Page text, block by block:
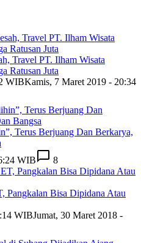
Travel PT. Ilham Wisata
Ratusan Juta
WIBKamis, 7 Maret 2019 - 20:34
Terus Berjuang Dan Berkarya,
WIB
8
Pangkalan Bisa Dipidana Atau
WIBJumat, 30 Maret 2018 -